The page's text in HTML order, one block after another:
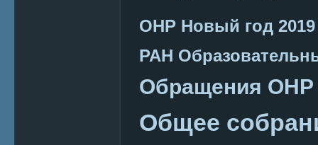
ОНР Новый год 2019
РАН
Обращения ОНР
Общее